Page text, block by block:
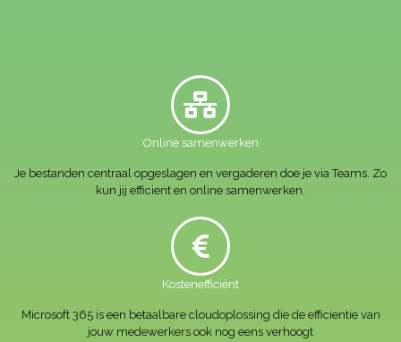
Online samenwerken
Je bestanden centraal opgeslagen en vergaderen doe je via Teams. Zo
kun jij efficient en online samenwerken.
Kostenefficiënt
Microsoft 365 is een betaalbare cloudoplossing die de efficientie van
jouw medewerkers ook nog eens verhoogt